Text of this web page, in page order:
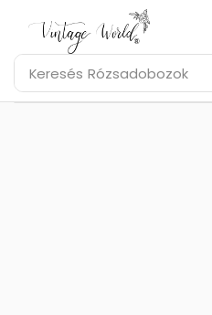
Keresés Rózsadobozok